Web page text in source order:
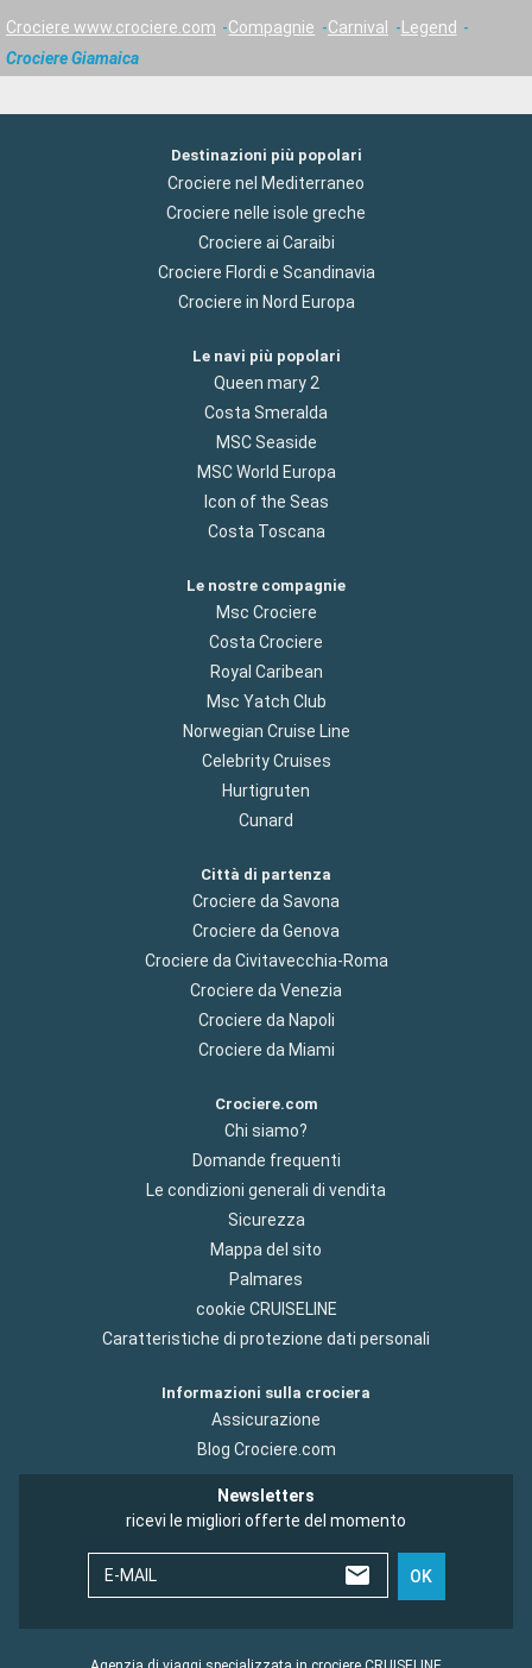
Crociere www.crociere.com Compagnie Carnival
Legend
Crociere Giamaica
Destinazioni più popolari
Crociere nel Mediterraneo
Crociere nelle isole greche
Crociere ai Caraibi
Crociere Flordi e Scandinavia
Crociere in Nord Europa
Le navi più popolari
Queen mary 2
Costa Smeralda
MSC Seaside
MSC World Europa
Icon of the Seas
Costa Toscana
Le nostre compagnie
Msc Crociere
Costa Crociere
Royal Caribean
Msc Yatch Club
Norwegian Cruise Line
Celebrity Cruises
Hurtigruten
Cunard
Città di partenza
Crociere da Savona
Crociere da Genova
Crociere da Civitavecchia-Roma
Crociere da Venezia
Crociere da Napoli
Crociere da Miami
Crociere.com
Chi siamo?
Domande frequenti
Le condizioni generali di vendita
Sicurezza
Mappa del sito
Palmares
cookie CRUISELINE
Caratteristiche di protezione dati personali
Informazioni sulla crociera
Assicurazione
Blog Crociere.com
Newsletters
ricevi le migliori offerte del momento
E-MAIL OK